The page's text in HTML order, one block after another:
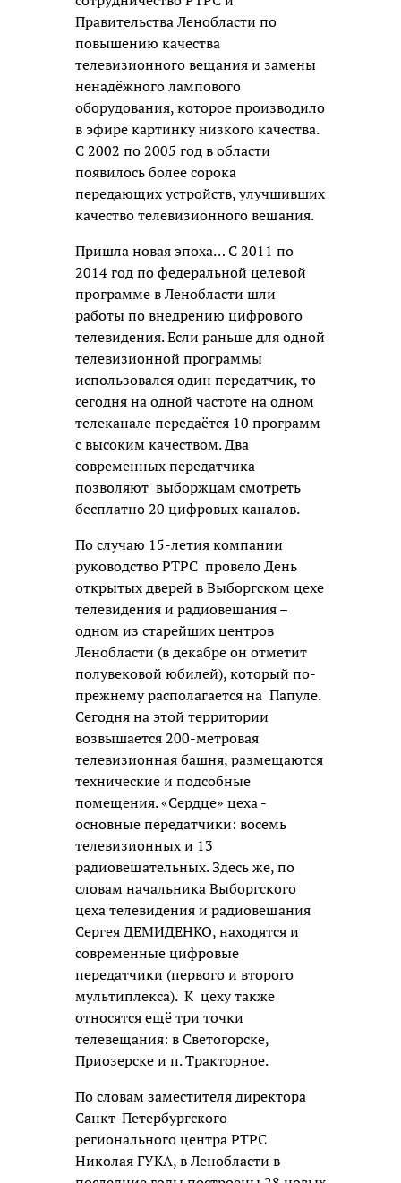
Правительства Ленобласти по
повышению качества
телевизионного вещания и замены
ненадёжного лампового
оборудования, которое производило
в эфире картинку низкого качества.
С 2002 по 2005 год в области
появилось более сорока
передающих устройств, улучшивших
качество телевизионного вещания.
Пришла новая эпоха… С 2011 по
2014 год по федеральной целевой
программе в Ленобласти шли
работы по внедрению цифрового
телевидения. Если раньше для одной
телевизионной программы
использовался один передатчик, то
сегодня на одной частоте на одном
телеканале передаётся 10 программ
с высоким качеством. Два
современных передатчика
позволяют выборжцам смотреть
бесплатно 20 цифровых каналов.
По случаю 15-летия компании
руководство РТРС провело День
открытых дверей в Выборгском цехе
телевидения и радиовещания –
одном из старейших центров
Ленобласти (в декабре он отметит
полувековой юбилей), который по-
прежнему располагается на Папуле.
Сегодня на этой территории
возвышается 200-метровая
телевизионная башня, размещаются
технические и подсобные
помещения. «Сердце» цеха -
основные передатчики: восемь
телевизионных и 13
радиовещательных. Здесь же, по
словам начальника Выборгского
цеха телевидения и радиовещания
Сергея ДЕМИДЕНКО, находятся и
современные цифровые
передатчики (первого и второго
мультиплекса). К цеху также
относятся ещё три точки
телевещания: в Светогорске,
Приозерске и п. Тракторное.
По словам заместителя директора
Санкт-Петербургского
регионального центра РТРС
Николая ГУКА, в Ленобласти в